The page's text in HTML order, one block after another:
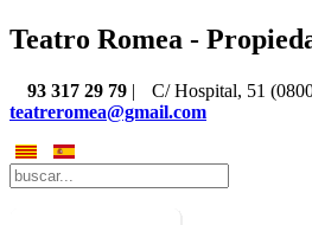
Teatro Romea -
93 317 29 79 |
C/ Hospital, 51
teatreromea@gmail.com